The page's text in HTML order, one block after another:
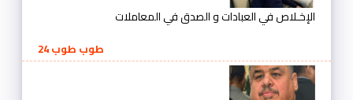
الإخـلاص في العبادات و الصدق في المعاملات
طوب طوب 24